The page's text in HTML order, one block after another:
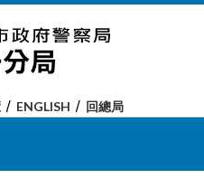
ENGLISH 回總局